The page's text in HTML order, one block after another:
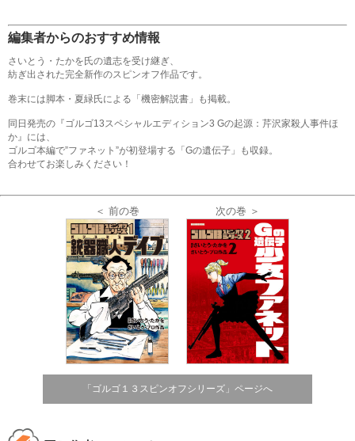
編集者からのおすすめ情報
さいとう・たかを氏の遺志を受け継ぎ、
紡ぎ出された完全新作のスピンオフ作品です。
巻末には脚本・夏緑氏による「機密解説書」も掲載。
同日発売の『ゴルゴ13スペシャルエディション3 Gの起源：芹沢家殺人事件ほ
か』には、
ゴルゴ本編で”ファネット”が初登場する「Gの遺伝子」も収録。
合わせてお楽しみください！
＜ 前の巻 次の巻 ＞
「ゴルゴ１３スピンオフシリーズ」ページへ